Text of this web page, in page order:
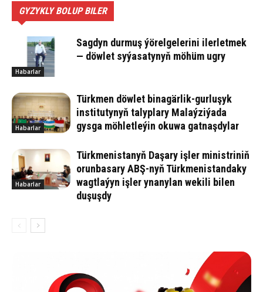
GYZYKLY BOLUP BILER
Habarlar
Sagdyn durmuş ýörelgelerini ilerletmek
— döwlet syýasatynyň möhüm ugry
Habarlar
Türkmen döwlet binagärlik-gurluşyk
institutynyň talyplary Malaýziýada
gysga möhletleýin okuwa gatnaşdylar
Habarlar
Türkmenistanyň Daşary işler ministriniň
orunbasary ABŞ-nyň Türkmenistandaky
wagtlaýyn işler ynanylan wekili bilen
duşuşdy